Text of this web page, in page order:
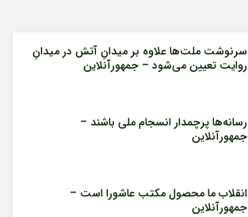
سرنوشت ملت‌ها علاوه بر میدانِ آتش در میدانِ
روایت تعیین می‌شود – جمهورآنلاین
رسانه‌ها پرچمدار انسجام ملی باشند –
جمهورآنلاین
انقلاب ما محصول مکتب عاشورا است –
جمهورآنلاین